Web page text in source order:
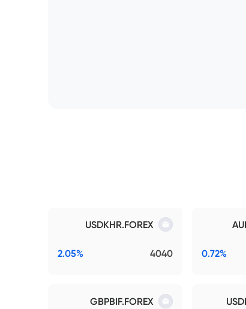
0.72%
USDKHR.FOREX
4040
2.05%
GBPBIF.FOREX